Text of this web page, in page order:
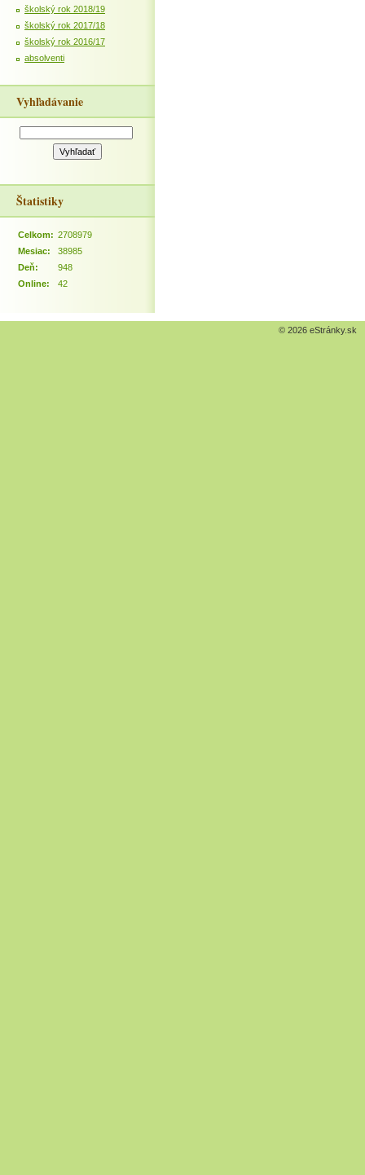
školský rok 2018/19
školský rok 2017/18
školský rok 2016/17
absolventi
Vyhľadávanie
Štatistiky
Online: 42
Celkom: 2708979
Mesiac:
38985
Deň:
948
© 2026 eStránky.sk